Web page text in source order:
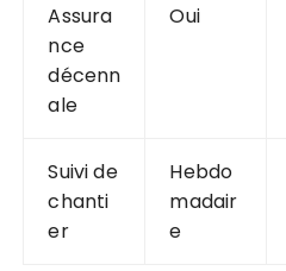
Assura
nce
décenn
ale
Oui
Suivi de
chanti
er
Hebdo
madair
e